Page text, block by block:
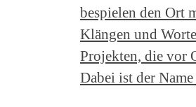
bespielen den Ort
Klängen und
Projekten, die vor
Dabei ist der